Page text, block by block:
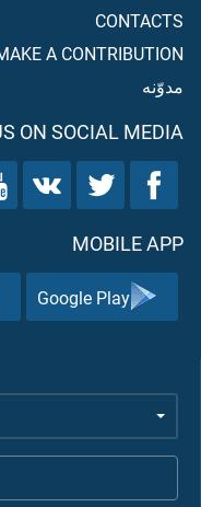
CONTACTS
A CONTRIBUTION
مدوّنه
ON SOCIAL MEDIA
MOBILE APP
Google Play